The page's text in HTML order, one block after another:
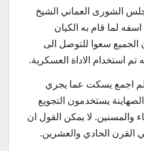
الشورى العماني الشيخ
لما قام به الكيان
الجميع سعوا للتوصل الى
تم استخدام الاداة العسكرية.
اجمع يسكت عما يجري
يستخدمون التجويع
والمسنين. لا يمكن القول ان
الحادي والعشرين.